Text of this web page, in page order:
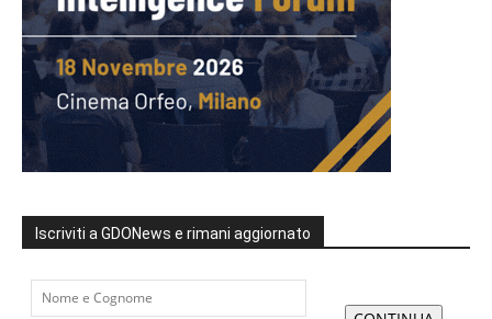
Iscriviti a GDONews e rimani aggiornato